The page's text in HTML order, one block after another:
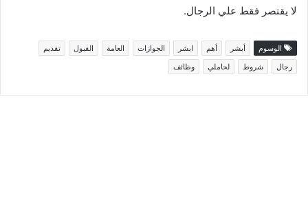
لا يقتصر فقط علي الرجال.
الوسوم أبشر أهم ابشر الجوازات العامة القبول
تقديم
رجال
شروط لحاملي وظائف